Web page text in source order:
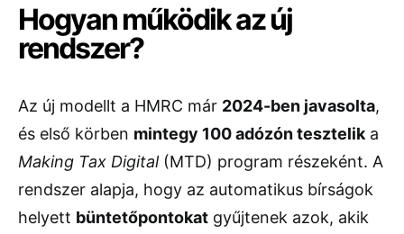
Hogyan működik az új
rendszer?
Az új modellt a HMRC már 2024-ben javasolta,
és első körben mintegy 100 adózón tesztelik a
Making Tax Digital(MTD) program részeként. A
rendszer alapja, hogy az automatikus bírságok
helyett büntetőpontokat gyűjtenek azok, akik